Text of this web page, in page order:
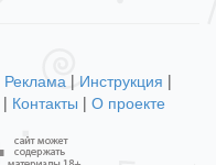
Реклама| Инструкция |
| Контакты | О проекте